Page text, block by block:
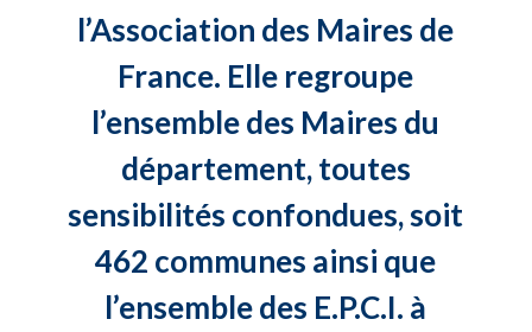
l’Association des Maires de
France. Elle regroupe
l’ensemble des Maires du
département, toutes
sensibilités confondues, soit
462 communes ainsi que
l’ensemble des E.P.C.I. à